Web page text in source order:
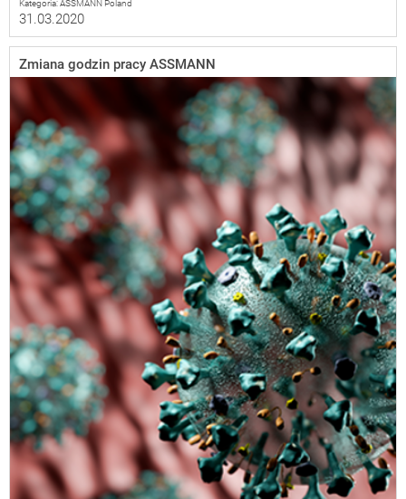
31.03.2020
Kategoria: ASSMANN Poland
Zmiana godzin pracy ASSMANN